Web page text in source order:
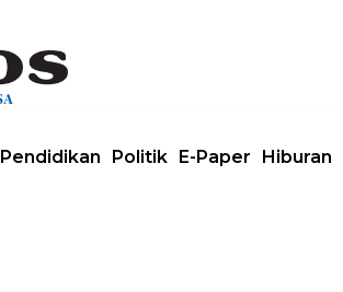
Pendidikan Politik E-Paper Hiburan